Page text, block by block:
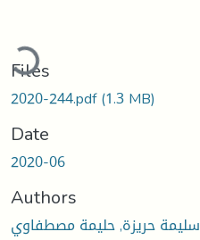
Files
2020-244.pdf(1.3 MB)
Date
2020-06
Authors
سليمة حريزة, حليمة مصطفاوي